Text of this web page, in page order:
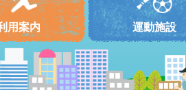
用案内 運動施設